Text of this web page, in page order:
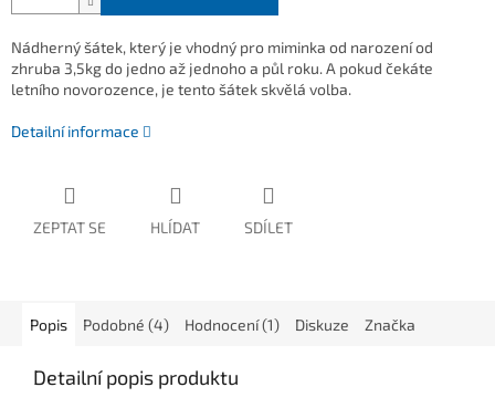
Nádherný šátek, který je vhodný pro miminka od narození od
zhruba 3,5kg do jedno až jednoho a půl roku. A pokud čekáte
letního novorozence, je tento šátek skvělá volba.
Detailní informace
ZEPTAT SE HLÍDAT SDÍLET
Popis Podobné (4) Hodnocení (1) Diskuze Značka
Detailní popis produktu